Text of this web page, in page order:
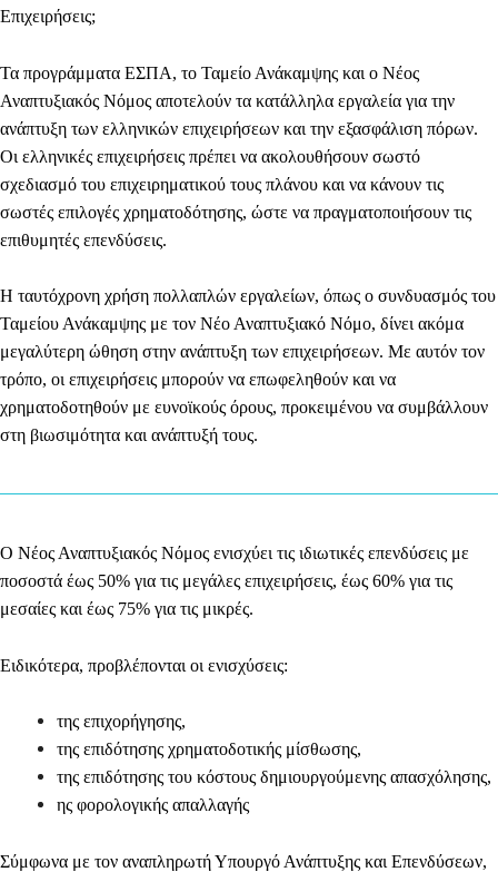
Επιχειρήσεις;
Τα προγράμματα ΕΣΠΑ, το Ταμείο Ανάκαμψης και ο Νέος
Αναπτυξιακός Νόμος αποτελούν τα κατάλληλα εργαλεία για την
ανάπτυξη των ελληνικών επιχειρήσεων και την εξασφάλιση πόρων.
Οι ελληνικές επιχειρήσεις πρέπει να ακολουθήσουν σωστό
σχεδιασμό του επιχειρηματικού τους πλάνου και να κάνουν τις
σωστές επιλογές χρηματοδότησης, ώστε να πραγματοποιήσουν τις
επιθυμητές επενδύσεις.
Η ταυτόχρονη χρήση πολλαπλών εργαλείων, όπως ο συνδυασμός του
Ταμείου Ανάκαμψης με τον Νέο Αναπτυξιακό Νόμο, δίνει ακόμα
μεγαλύτερη ώθηση στην ανάπτυξη των επιχειρήσεων. Με αυτόν τον
τρόπο, οι επιχειρήσεις μπορούν να επωφεληθούν και να
χρηματοδοτηθούν με ευνοϊκούς όρους, προκειμένου να συμβάλλουν
στη βιωσιμότητα και ανάπτυξή τους.
O Νέος Αναπτυξιακός Νόμος ενισχύει τις ιδιωτικές επενδύσεις με
ποσοστά έως 50% για τις μεγάλες επιχειρήσεις, έως 60% για τις
μεσαίες και έως 75% για τις μικρές.
Ειδικότερα, προβλέπονται οι ενισχύσεις:
της επιχορήγησης,
της επιδότησης χρηματοδοτικής μίσθωσης,
της επιδότησης του κόστους δημιουργούμενης απασχόλησης,
ης φορολογικής απαλλαγής
​Σύμφωνα με τον αναπληρωτή Υπουργό Ανάπτυξης και Επενδύσεων,